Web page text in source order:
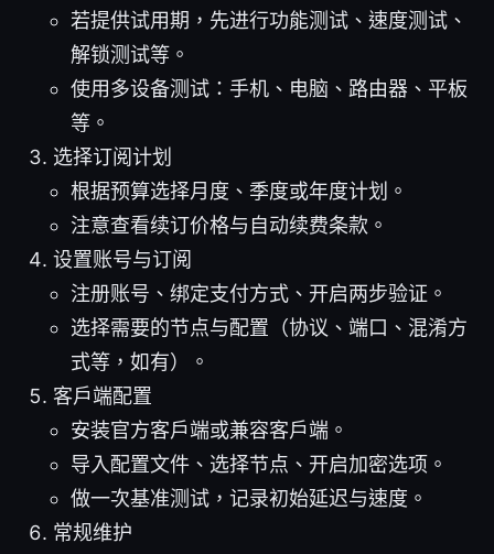
若提供试用期，先进行功能测试、速度测试、
解锁测试等。
使用多设备测试：手机、电脑、路由器、平板
等。
选择订阅计划
根据预算选择月度、季度或年度计划。
注意查看续订价格与自动续费条款。
设置账号与订阅
注册账号、绑定支付方式、开启两步验证。
选择需要的节点与配置（协议、端口、混淆方
式等，如有）。
客户端配置
安装官方客户端或兼容客户端。
导入配置文件、选择节点、开启加密选项。
做一次基准测试，记录初始延迟与速度。
常规维护